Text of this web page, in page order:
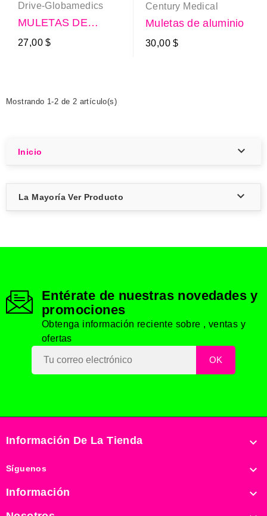
Drive-Globamedics
MULETAS DE
ALUMINIO DRIVE
27,00 $
Century Medical
Muletas de aluminio
30,00 $
Mostrando 1-2 de 2 artículo(s)
Inicio 
La Mayoría Ver Producto 
Entérate de nuestras novedades y
promociones
Obtenga información reciente sobre , ventas y
ofertas
Información De La Tienda 
Síguenos 
Información 